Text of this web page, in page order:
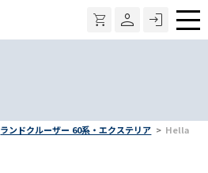
ランドクルーザー 60系・エクステリア Hella丸2
メ